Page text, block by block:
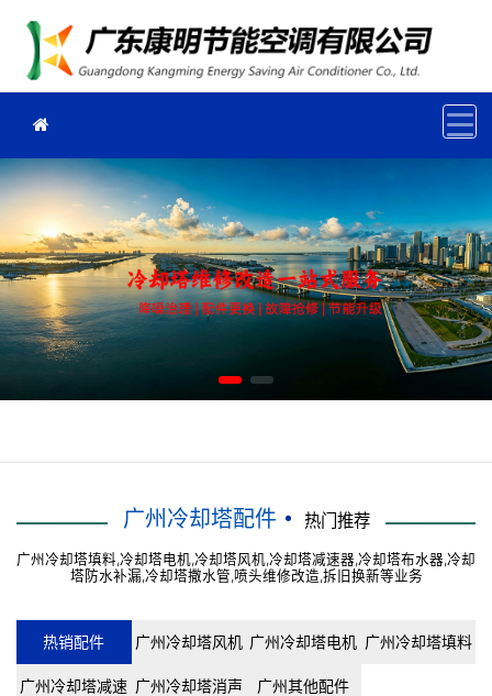
广州冷却塔配件 热门推荐
广州冷却塔填料,冷却塔电机,冷却塔风机,冷却塔减速器,冷却塔布水器,冷却
塔防水补漏,冷却塔撒水管,喷头维修改造,拆旧换新等业务
热销配件 广州冷却塔风机 广州冷却塔电机 广州冷却塔填料
广州冷却塔减速 广州冷却塔消声 广州其他配件